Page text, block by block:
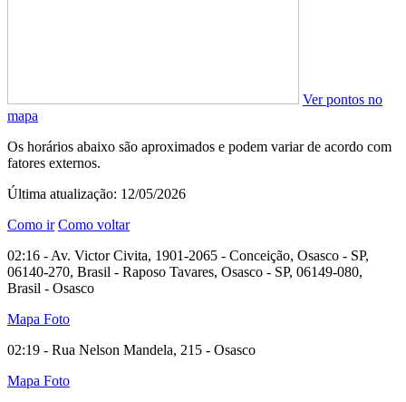
Ver pontos no
mapa
Os horários abaixo são aproximados e podem variar de acordo com
fatores externos.
Última atualização: 12/05/2026
Como ir Como voltar
02:16 - Av. Victor Civita, 1901-2065 - Conceição, Osasco - SP,
06140-270, Brasil - Raposo Tavares, Osasco - SP, 06149-080,
Brasil - Osasco
Mapa Foto
02:19 - Rua Nelson Mandela, 215 - Osasco
Mapa Foto